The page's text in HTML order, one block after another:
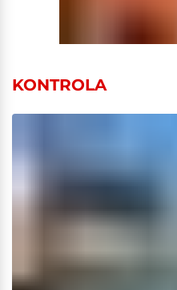
KONTROLA